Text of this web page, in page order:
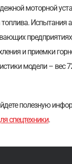
моторной
Испытания
предприятиях,
и приемки
модели – вес
полезную
спецтехники.